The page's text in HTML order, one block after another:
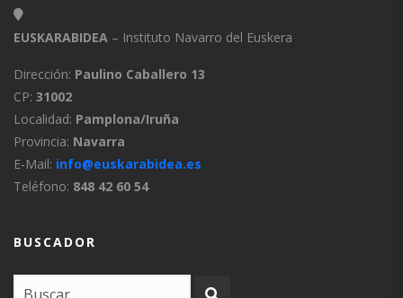
EUSKARABIDEA – Instituto Navarro del Euskera
Dirección: Paulino Caballero 13
CP: 31002
Localidad: Pamplona/Iruña
Provincia: Navarra
E-Mail: info@euskarabidea.es
Teléfono: 848 42 60 54
BUSCADOR